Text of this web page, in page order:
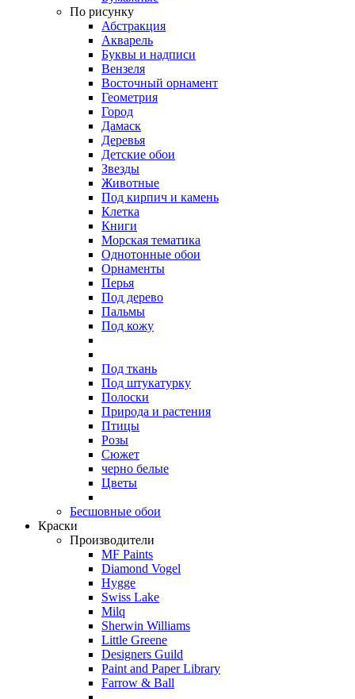
По рисунку
Абстракция
Акварель
Буквы и надписи
Вензеля
Восточный орнамент
Геометрия
Город
Дамаск
Деревья
Детские обои
Звезды
Животные
Под кирпич и камень
Клетка
Книги
Морская тематика
Однотонные обои
Орнаменты
Перья
Под дерево
Пальмы
Под кожу
Под ткань
Под штукатурку
Полоски
Природа и растения
Птицы
Розы
Сюжет
черно белые
Цветы
Бесшовные обои
Краски
Производители
MF Paints
Diamond Vogel
Hygge
Swiss Lake
Milq
Sherwin Williams
Little Greene
Designers Guild
Paint and Paper Library
Farrow & Ball